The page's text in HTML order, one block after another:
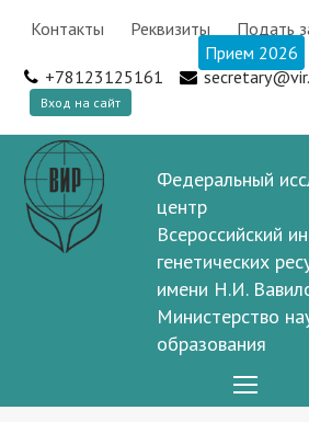
Контакты Реквизиты Подать
Прием 2026
+78123125161
Вход на сайт
Федеральный
центр
Всероссийский
генетических
имени Н.И.
Министерство
образования